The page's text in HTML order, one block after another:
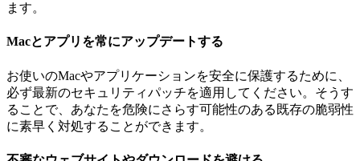
ます。
Macとアプリを常にアップデートする
お使いのMacやアプリケーションを安全に保護するために、
必ず最新のセキュリティパッチを適用してください。そうす
ることで、あなたを危険にさらす可能性のある既存の脆弱性
に素早く対処することができます。